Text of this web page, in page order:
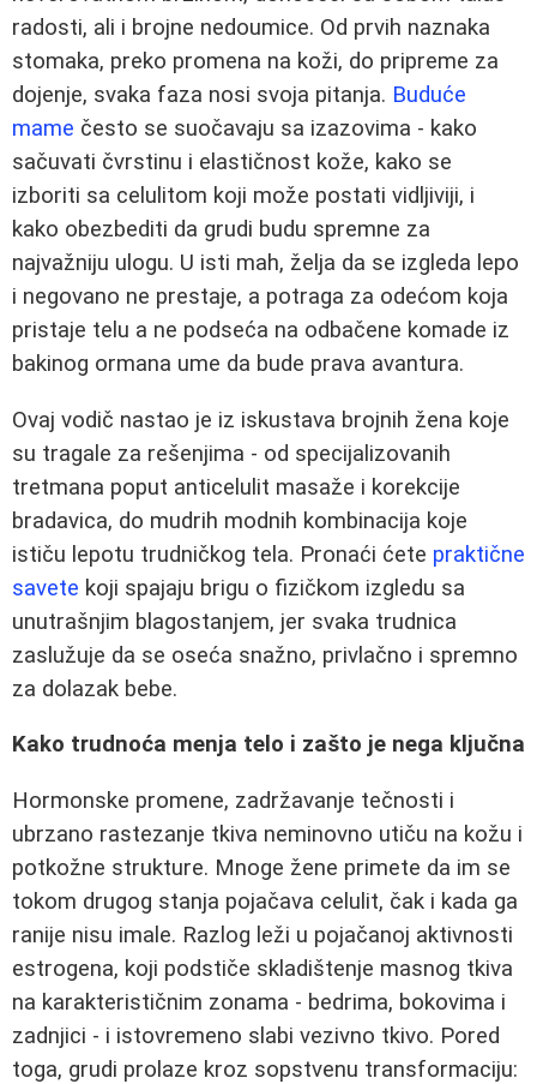
radosti, ali i brojne nedoumice. Od prvih naznaka
stomaka, preko promena na koži, do pripreme za
dojenje, svaka faza nosi svoja pitanja. Buduće
mame često se suočavaju sa izazovima - kako
sačuvati čvrstinu i elastičnost kože, kako se
izboriti sa celulitom koji može postati vidljiviji, i
kako obezbediti da grudi budu spremne za
najvažniju ulogu. U isti mah, želja da se izgleda lepo
i negovano ne prestaje, a potraga za odećom koja
pristaje telu a ne podseća na odbačene komade iz
bakinog ormana ume da bude prava avantura.
Ovaj vodič nastao je iz iskustava brojnih žena koje
su tragale za rešenjima - od specijalizovanih
tretmana poput anticelulit masaže i korekcije
bradavica, do mudrih modnih kombinacija koje
ističu lepotu trudničkog tela. Pronaći ćete praktične
savete koji spajaju brigu o fizičkom izgledu sa
unutrašnjim blagostanjem, jer svaka trudnica
zaslužuje da se oseća snažno, privlačno i spremno
za dolazak bebe.
Kako trudnoća menja telo i zašto je nega ključna
Hormonske promene, zadržavanje tečnosti i
ubrzano rastezanje tkiva neminovno utiču na kožu i
potkožne strukture. Mnoge žene primete da im se
tokom drugog stanja pojačava celulit, čak i kada ga
ranije nisu imale. Razlog leži u pojačanoj aktivnosti
estrogena, koji podstiče skladištenje masnog tkiva
na karakterističnim zonama - bedrima, bokovima i
zadnjici - i istovremeno slabi vezivno tkivo. Pored
toga, grudi prolaze kroz sopstvenu transformaciju: